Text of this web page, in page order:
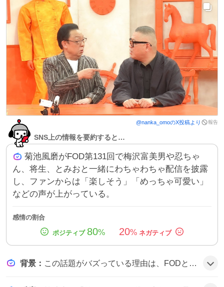
@nanka_omoのX投稿より 報告
SNS上の情報を要約すると…
菊池風磨がFOD第131回で梅沢富美男や忍ちゃ
ん、将生、とみおと一緒にわちゃわちゃ配信を披露
し、ファンからは「楽しそう」「めっちゃ可愛い」
などの声が上がっている。
感情の割合
80% 20%
背景 ： この話題がバズっている理由は、FODという人気バラエティで菊池風磨が梅沢富美男らとコラボし、普段見せないいたずらや仲間同士の軽い掛け合いが多数配信されたことがきっかけで、視聴者の期待感と楽しさが広がったためとみられる。